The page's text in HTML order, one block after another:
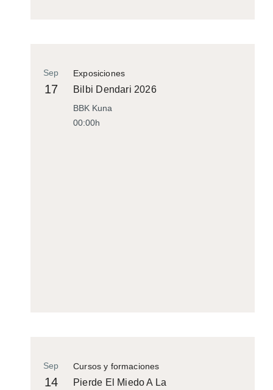
Exposiciones
Sep
17 Bilbi Dendari 2026
BBK Kuna
00:00h
Cursos y formaciones
Sep
14
Pierde El Miedo A La